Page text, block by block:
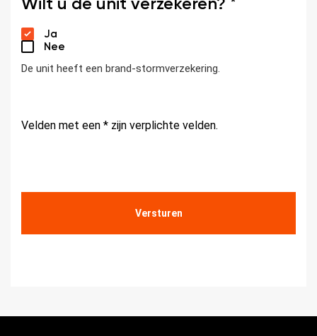
Ja
Nee
De unit heeft een brand-stormverzekering.
Velden met een * zijn verplichte velden.